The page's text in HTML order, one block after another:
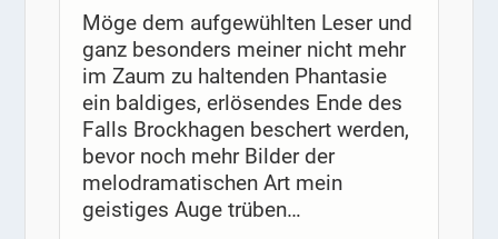
Möge dem aufgewühlten Leser und
ganz besonders meiner nicht mehr
im Zaum zu haltenden Phantasie
ein baldiges, erlösendes Ende des
Falls Brockhagen beschert werden,
bevor noch mehr Bilder der
melodramatischen Art mein
geistiges Auge trüben…